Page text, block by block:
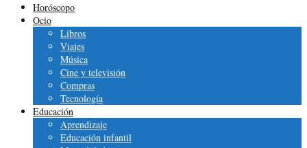
Horóscopo
Ocio
Libros
Viajes
Música
Cine y televisión
Compras
Tecnología
Educación
Aprendizaje
Educación infantil